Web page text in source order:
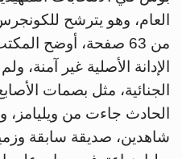
العام، وهو يترشح
من 63 صفحة، أوضح
الإدانة الأصلية غير آمنة،
الجنائية، مثل بصمات
الحادث جاءت من ويليامز،
شاهدين، صديقة سابقة